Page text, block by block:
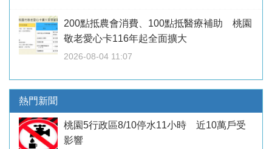
200點抵農會消費、100點抵醫療補助 桃園
敬老愛心卡116年起全面擴大
2026-08-04 11:07
熱門新聞
桃園5行政區8/10停水11小時 近10萬戶受
影響